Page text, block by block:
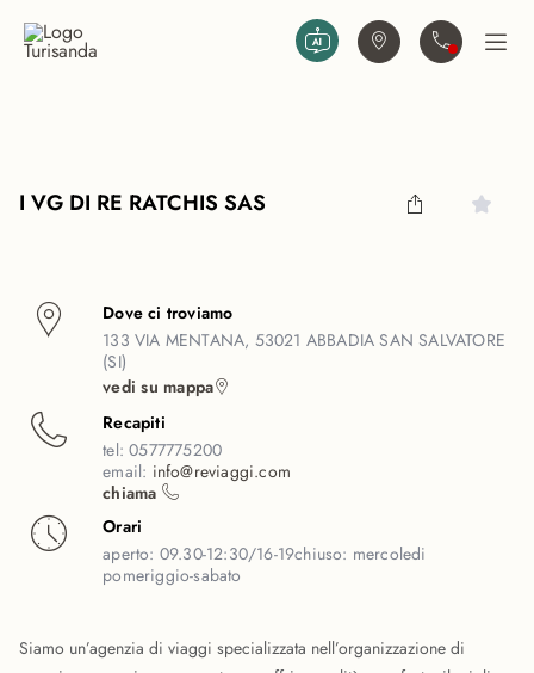
Trova agenziaContattaciApri
I VG DI RE RATCHIS SAS
Dove ci troviamo
133 VIA MENTANA, 53021 ABBADIA SAN SALVATORE
(SI)
vedi su mappa
Recapiti
tel:0577775200
email: info@reviaggi.com
chiama
Orari
aperto: 09.30-12:30/16-19chiuso: mercoledi
pomeriggio-sabato
Siamo un’agenzia di viaggi specializzata nell’organizzazione di